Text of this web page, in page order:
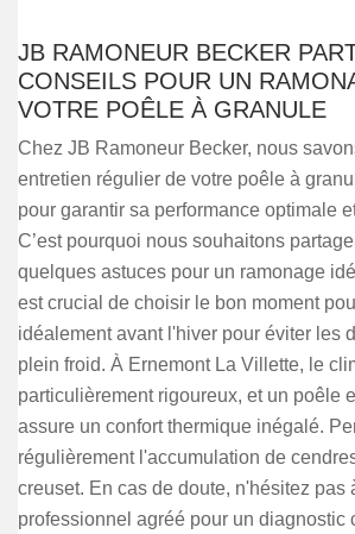
JB RAMONEUR BECKER
CONSEILS POUR UN
VOTRE POÊLE À GRANULE
Chez JB Ramoneur Becker, nous
entretien régulier de votre poêle à
pour garantir sa performance optimale
C’est pourquoi nous souhaitons
quelques astuces pour un ramonage
est crucial de choisir le bon moment
idéalement avant l'hiver pour éviter les
plein froid. À Ernemont La Villette, le
particulièrement rigoureux, et un poêle
assure un confort thermique inégalé.
régulièrement l'accumulation de
creuset. En cas de doute, n'hésitez pas
professionnel agréé pour un diagnostic